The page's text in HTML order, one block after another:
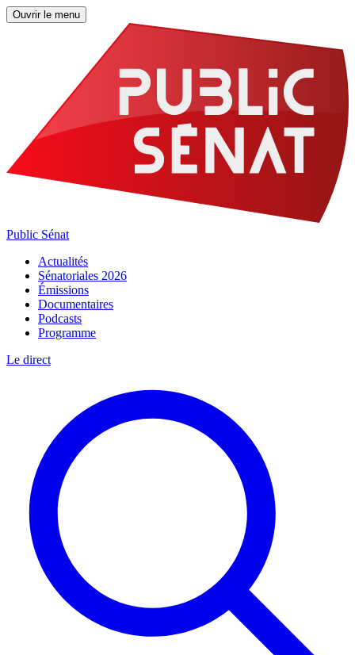
Ouvrir le menu
Public Sénat
Actualités
Sénatoriales 2026
Émissions
Documentaires
Podcasts
Programme
Le direct